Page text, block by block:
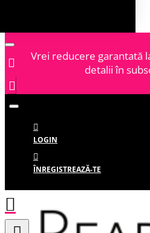
Vrei reducere garantată
detalii în
LOGIN
ÎNREGISTREAZĂ-TE